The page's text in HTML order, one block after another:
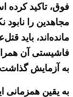
فوق، تاکید
مجاهدین را
مانده‌اند، باید
فاشیستی آن
به آزمایش
به یقین همزمانی